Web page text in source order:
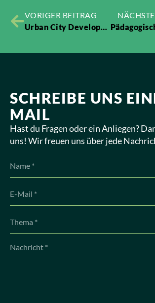
VORIGER BEITRAG
Urban City Development – Gruppentreffen
SCHREIBE UNS
MAIL
Hast du Fragen oder ein Anliegen?
uns! Wir freuen uns über jede